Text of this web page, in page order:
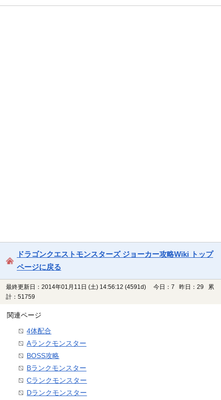
ドラゴンクエストモンスターズ ジョーカー攻略Wiki トップ
ページに戻る
最終更新日：2014年01月11日 (土) 14:56:12 (4591d)
今日：7 昨日：29 累
計：51759
関連ページ
4体配合
Aランクモンスター
BOSS攻略
Bランクモンスター
Cランクモンスター
Dランクモンスター